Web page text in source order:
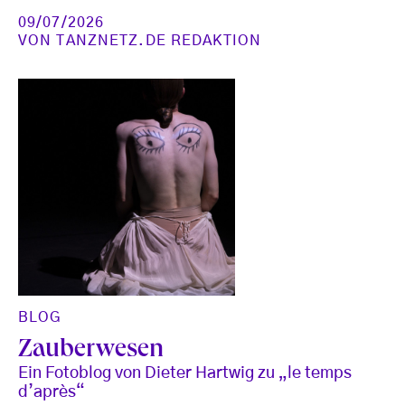
09/07/2026
VONTANZNETZ.DE REDAKTION
BLOG
Zauberwesen
Ein Fotoblog von Dieter Hartwig zu „le temps
d’après“